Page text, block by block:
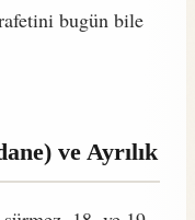
bugün bile
ve Ayrılık